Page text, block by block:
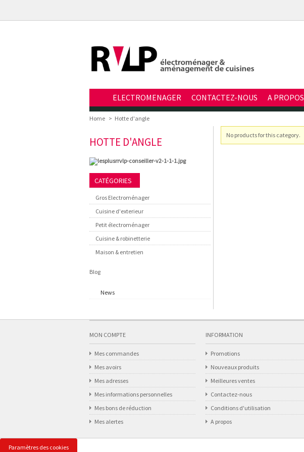
ELECTROMENAGER CONTACTEZ-NOUS A PROPOS
Home > Hotte d'angle
No products for this category.
HOTTE D'ANGLE
CATÉGORIES
Gros Electroménager
Cuisine d'exterieur
Petit électroménager
Cuisine & robinetterie
Maison & entretien
Blog
News
MON COMPTE
Mes commandes
Mes avoirs
Mes adresses
Mes informations personnelles
Mes bons de réduction
Mes alertes
INFORMATION
Promotions
Nouveaux produits
Meilleures ventes
Contactez-nous
Conditions d'utilisation
A propos
Paramètres des cookies